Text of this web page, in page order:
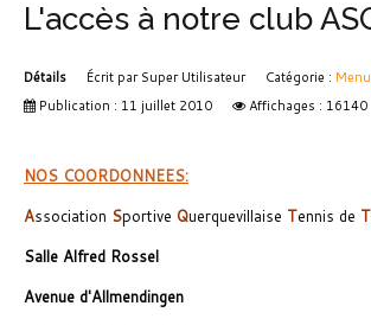
L'accès à notre club
Détails Écrit parSuper Utilisateur Catégorie :
Publication : 11 juillet 2010
Affichages : 16140
NOS COORDONNEES:
Association Sportive Querquevillaise Tennis de T
Salle Alfred Rossel
Avenue d'Allmendingen